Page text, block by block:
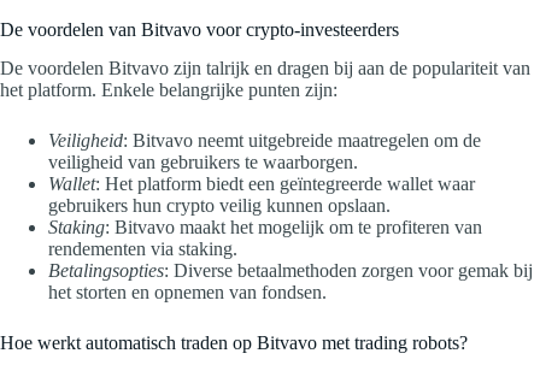
De voordelen van Bitvavo voor crypto-investeerders
De voordelen Bitvavo zijn talrijk en dragen bij aan de populariteit van
het platform. Enkele belangrijke punten zijn:
Veiligheid: Bitvavo neemt uitgebreide maatregelen om de
veiligheid van gebruikers te waarborgen.
Wallet: Het platform biedt een geïntegreerde wallet waar
gebruikers hun crypto veilig kunnen opslaan.
Staking: Bitvavo maakt het mogelijk om te profiteren van
rendementen via staking.
Betalingsopties: Diverse betaalmethoden zorgen voor gemak bij
het storten en opnemen van fondsen.
Hoe werkt automatisch traden op Bitvavo met trading robots?